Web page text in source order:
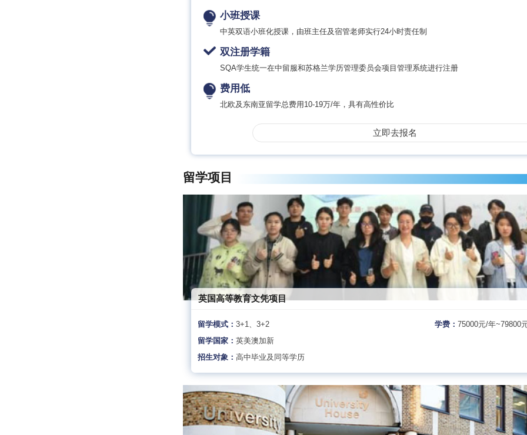
小班授课
中英双语小班化授课，由班主任及宿管老师实行24小时责任制
双注册学籍
SQA学生统一在中留服和苏格兰学历管理委员会项目管理系统进行注册
费用低
北欧及东南亚留学总费用10-19万/年，具有高性价比
立即去报名
留学项目
英国高等教育文凭项目
留学模式：3+1、3+2 学费： 75000元/年~79800
留学国家：英美澳加新
招生对象： 高中毕业及同等学历